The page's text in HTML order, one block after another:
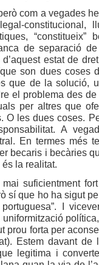
com a vegades
constitucional,
“constitueix”
de separació
estat de
son dues coses
que de la solució,
el problema des
per altres que
O les dues coses.
A
En termes més
becaris i becàries
la realitat.
suficientment
sí que ho ha sigut
I
prou forta per
Estem davant de
legitima i